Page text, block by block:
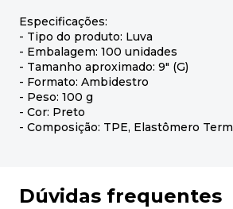
Especificações:
- Tipo do produto: Luva
- Embalagem: 100 unidades
- Tamanho aproximado: 9" (G)
- Formato: Ambidestro
- Peso: 100 g
- Cor: Preto
- Composição: TPE, Elastômero
Dúvidas frequentes